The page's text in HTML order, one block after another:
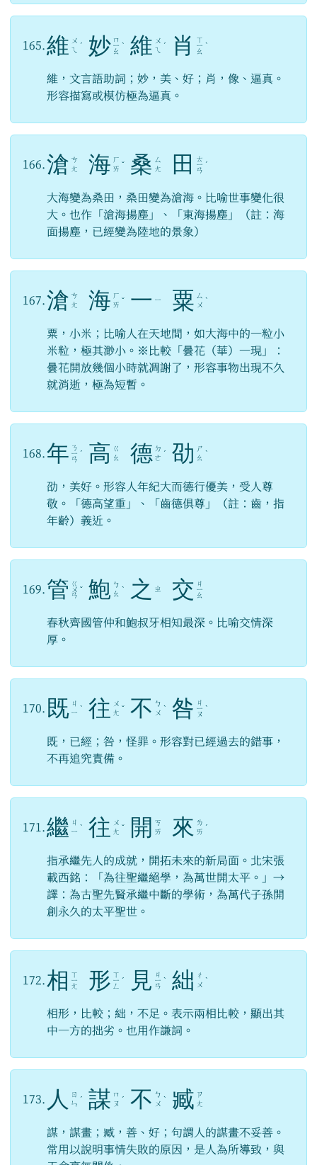
165. 維 ㄨ
ㄟ
ˊ 妙 ㄇ
ㄧ
ㄠ
ˋ 維 ㄨ
ㄟ
ˊ 肖 ㄒ
ㄧ
ㄠ
ˋ
維，文言語助詞；妙，美、好；肖，像、逼真。
形容描寫或模仿極為逼真。
166. 滄 ㄘ
ㄤ
海 ㄏ
ㄞ ˇ 桑 ㄙ
ㄤ
田 ㄊ
ㄧ
ㄢ
ˊ
大海變為桑田，桑田變為滄海。比喻世事變化很
大。也作「滄海揚塵」、「東海揚塵」（註：海
面揚塵，已經變為陸地的景象）
167. 滄 ㄘ
ㄤ
海 ㄏ
ㄞ ˇ 一 ㄧ 粟 ㄙ
ㄨ ˋ
粟，小米；比喻人在天地間，如大海中的一粒小
米粒，極其渺小。※比較「曇花（華）一現」：
曇花開放幾個小時就凋謝了，形容事物出現不久
就消逝，極為短暫。
168. 年 ㄋ
ㄧ
ㄢ
ˊ 高 ㄍ
ㄠ
德 ㄉ
ㄜ ˊ 劭 ㄕ
ㄠ ˋ
劭，美好。形容人年紀大而德行優美，受人尊
敬。「德高望重」、「齒德俱尊」（註：齒，指
年齡）義近。
169. 管 ㄍ
ㄨ
ㄢ
ˇ 鮑 ㄅ
ㄠ ˋ 之 ㄓ 交 ㄐ
ㄧ
ㄠ
春秋齊國管仲和鮑叔牙相知最深。比喻交情深
厚。
170. 既 ㄐ
ㄧ ˋ 往 ㄨ
ㄤ ˇ 不 ㄅ
ㄨ ˋ 咎 ㄐ
ㄧ
ㄡ
ˋ
既，已經；咎，怪罪。形容對已經過去的錯事，
不再追究責備。
171. 繼 ㄐ
ㄧ ˋ 往 ㄨ
ㄤ ˇ 開 ㄎ
ㄞ
來 ㄌ
ㄞ ˊ
指承繼先人的成就，開拓未來的新局面。北宋張
載西銘：「為往聖繼絕學，為萬世開太平。」→
譯：為古聖先賢承繼中斷的學術，為萬代子孫開
創永久的太平聖世。
172. 相 ㄒ
ㄧ
ㄤ 形 ㄒ
ㄧ
ㄥ
ˊ 見 ㄐ
ㄧ
ㄢ
ˋ 絀 ㄔ
ㄨ ˋ
相形，比較；絀，不足。表示兩相比較，顯出其
中一方的拙劣。也用作謙詞。
173. 人
ㄖ
ㄣ ˊ 謀 ㄇ
ㄡ ˊ 不 ㄅ
ㄨ ˋ 臧 ㄗ
ㄤ
謀，謀畫；臧，善、好；句謂人的謀畫不妥善。
常用以說明事情失敗的原因，是人為所導致，與